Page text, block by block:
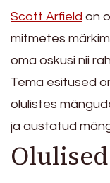
Scott Arfield on
mitmetes
oma oskusi nii
Tema esitused
olulistes
ja austatud